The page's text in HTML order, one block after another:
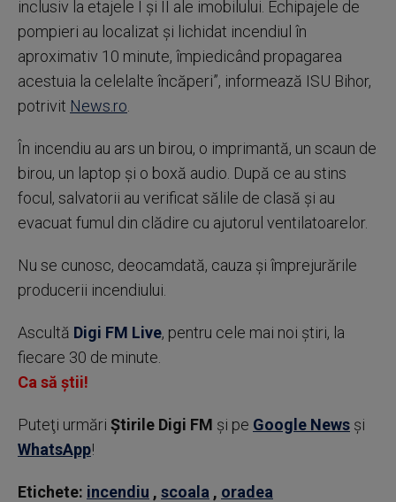
inclusiv la etajele I şi II ale imobilului. Echipajele de
pompieri au localizat şi lichidat incendiul în
aproximativ 10 minute, împiedicând propagarea
acestuia la celelalte încăperi”, informează ISU Bihor,
potrivit News.ro
În incendiu au ars un birou, o imprimantă, un scaun de
birou, un laptop şi o boxă audio. După ce au stins
focul, salvatorii au verificat sălile de clasă şi au
evacuat fumul din clădire cu ajutorul ventilatoarelor.
Nu se cunosc, deocamdată, cauza şi împrejurările
producerii incendiului.
Ascultă Digi FM Live, pentru cele mai noi știri, la
fiecare 30 de minute.
Ca să știi!
Puteţi urmări Știrile Digi FM şi pe Google News şi
WhatsApp!
Etichete: incendiu , scoala , oradea